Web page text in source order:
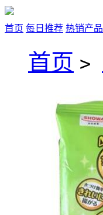
首页 每日推荐 热销产品
首页 >